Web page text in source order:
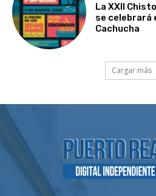
La XXII
se celebrará
Cachucha
Cargar más